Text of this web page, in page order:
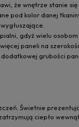
że wnętrze stanie
pod kolor danej
gdyż wielu
paneli na
grubości
Świetnie
ciepło